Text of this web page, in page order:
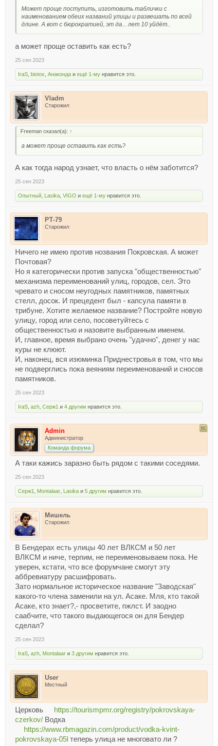
Может проще поступить, изготовить таблички с
наименованием обеих названий улицы и развешать по всей
длине. А вот с бюрократией, эт да... лет 10 уйдёт..
а может проще оставить как есть?
25 сен 2023
IraS biotox Анаконда и ещё 1-му нравится это.
Vladm
Старожил
Freeman сказал(а): ↑
а может проще оставить как есть?
А как тогда народ узнает, что власть о нём заботится?
25 сен 2023
Опытный Lasika VIGO и ещё 1-му нравится это.
РТ-79
Старожил
Ничего не имею против нозвания Покровская. А может
Почтовая?
Но я категорически против запуска "общественностью"
механизма переименований улиц, городов, сел. Это
чревато и сносом неугодных памятников, памятных
стелл, досок. И прецедент был - капсула памяти в
трибуне. Хотите желаемое название? Постройте новую
улицу, город или село, посоветуйтесь с
общественностью и назовите выбранным именем.
И, главное, время выбрано очень "удачно", денег у нас
куры не клюют.
И, наконец, вся изюминка Приднестровья в том, что мы
не подверглись пока веяниям переименований и сносов
памятников.
25 сен 2023
IraS azh Серж1 и 4 другим нравится это.
Admin
Администратор
Команда форума
А таки кажись заразно быть рядом с такими соседями.
25 сен 2023
Серж1 Montalaar Lasika и 5 другим нравится это.
Мишель
Старожил
В Бендерах есть улицы 40 лет ВЛКСМ и 50 лет
ВЛКСМ и ниче, терпим, не переименовываем пока. Не
уверен, кстати, что все форумчане смогут эту
аббревиатуру расшифровать.
Зато нормальное историческое название "Заводская"
какого-то члена заменили на ул. Асаке. Мля, кто такой
Асаке, кто знает?,- просветите, пжлст. И заодно
саабчите, что такого выдающегося он для Бендер
сделал?
25 сен 2023
IraS azh Montalaar и 3 другим нравится это.
User
Местный
Церковь
https://tourismpmr.org/registry/pokrovskaya-
czerkov/ Водка
https://www.rbmagazin.com/product/vodka-kvint-
pokrovskaya-05l теперь улица не многовато ли ?